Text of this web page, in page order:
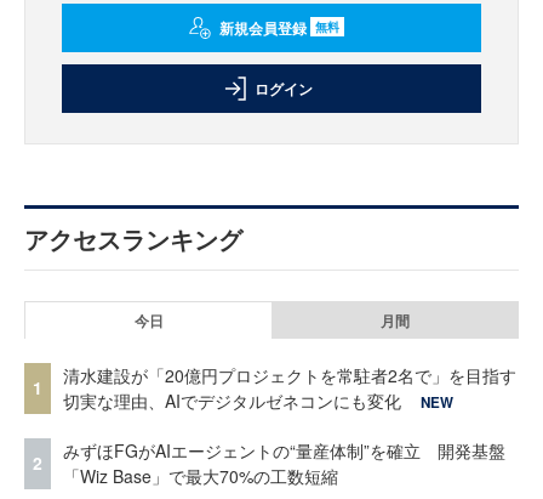
新規会員登録 無料
ログイン
アクセスランキング
今日 月間
1
清水建設が「20億円プロジェクトを常駐者2名で」を目指す
切実な理由、AIでデジタルゼネコンにも変化
NEW
2
みずほFGがAIエージェントの“量産体制”を確立 開発基盤
「Wiz Base」で最大70%の工数短縮